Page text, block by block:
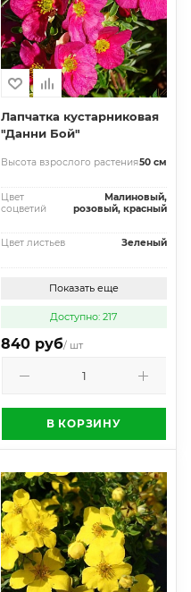
Лапчатка кустарниковая
"Данни Бой"
Высота взрослого растения50 см
Цвет
соцветий
Малиновый,
розовый, красный
Цвет листьев Зеленый
Показать еще
Доступно: 217
840 руб/ шт
В КОРЗИНУ